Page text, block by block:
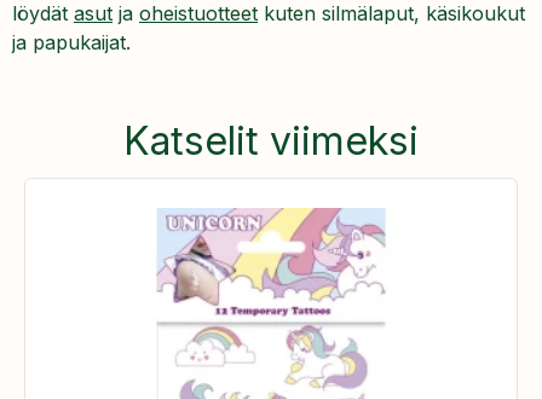
löydät asut ja oheistuotteet kuten silmälaput, käsikoukut
ja papukaijat.
Katselit viimeksi